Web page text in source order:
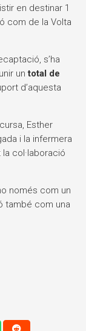
en destinar 1
com de la Volta
s’ha
un total de
d’aquesta
Esther
i la infermera
col·laboració
només com un
també com una